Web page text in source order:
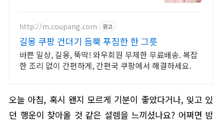
http://m.coupang.com 광고
길몽 쿠팡 건더기 듬뿍 푸짐한 한 그릇
바쁜 일상, 길몽, 뚝딱! 와우회원 무제한 무료배송. 복잡
한 조리 없이 간편하게, 간편국 쿠팡에서 해결하세요.
오늘 아침, 혹시 왠지 모르게 기분이 좋았다거나, 잊고 있
던 행운이 찾아올 것 같은 설렘을 느끼셨나요? 어쩌면 밤